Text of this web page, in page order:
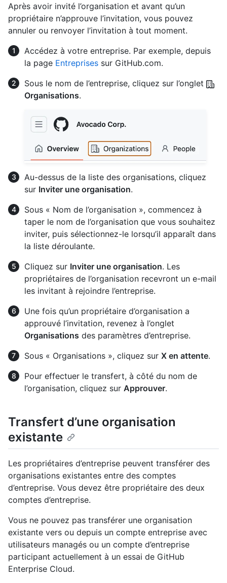
Après avoir invité l’organisation et avant qu’un
propriétaire n’approuve l’invitation, vous pouvez
annuler ou renvoyer l’invitation à tout moment.
Accédez à votre entreprise. Par exemple, depuis
la page Entreprises sur GitHub.com.
Sous le nom de l’entreprise, cliquez sur l’onglet
Organisations.
Au-dessus de la liste des organisations, cliquez
sur Inviter une organisation.
Sous « Nom de l’organisation », commencez à
taper le nom de l’organisation que vous souhaitez
inviter, puis sélectionnez-le lorsqu’il apparaît dans
la liste déroulante.
Cliquez sur Inviter une organisation. Les
propriétaires de l’organisation recevront un e-mail
les invitant à rejoindre l’entreprise.
Une fois qu’un propriétaire d’organisation a
approuvé l’invitation, revenez à l’onglet
Organisations des paramètres d’entreprise.
Sous « Organisations », cliquez sur X en attente.
Pour effectuer le transfert, à côté du nom de
l’organisation, cliquez sur Approuver.
Transfert d’une organisation
existante
Les propriétaires d’entreprise peuvent transférer des
organisations existantes entre des comptes
d’entreprise. Vous devez être propriétaire des deux
comptes d’entreprise.
Vous ne pouvez pas transférer une organisation
existante vers ou depuis un compte entreprise avec
utilisateurs managés ou un compte d’entreprise
participant actuellement à un essai de GitHub
Enterprise Cloud.